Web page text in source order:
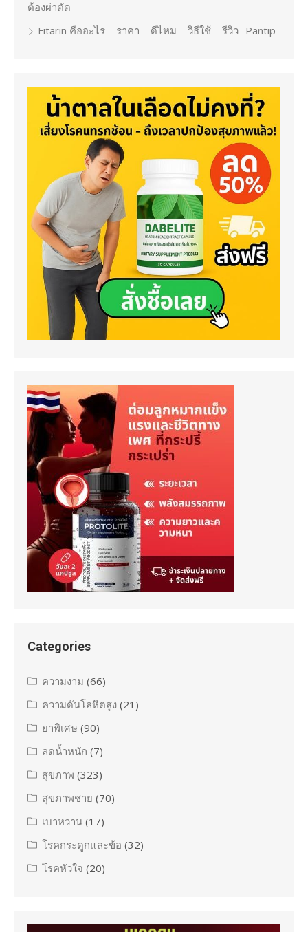
ต้องผ่าตัด
Fitarin คืออะไร – ราคา – ดีไหม – วิธีใช้ – รีวิว- Pantip
Categories
ความงาม (66)
ความดันโลหิตสูง (21)
ยาพิเศษ (90)
ลดน้ำหนัก (7)
สุขภาพ (323)
สุขภาพชาย (70)
เบาหวาน (17)
โรคกระดูกและข้อ (32)
โรคหัวใจ (20)